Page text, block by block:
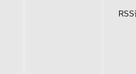
RSS